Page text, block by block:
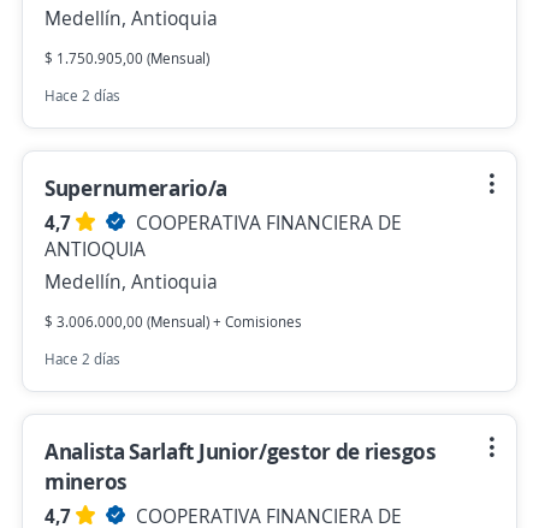
Medellín, Antioquia
$ 1.750.905,00 (Mensual)
Hace 2 días
Supernumerario/a
4,7
COOPERATIVA FINANCIERA DE
ANTIOQUIA
Medellín, Antioquia
$ 3.006.000,00 (Mensual) + Comisiones
Hace 2 días
Analista Sarlaft Junior/gestor de riesgos
mineros
4,7 COOPERATIVA FINANCIERA DE